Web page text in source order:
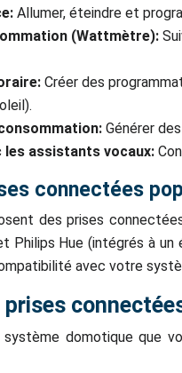
Allumer, éteindre et
(Wattmètre):
Créer des
Générer
les assistants vocaux:
connectées
des prises
Philips Hue (intégrés à
avec votre
prises
système domotique que